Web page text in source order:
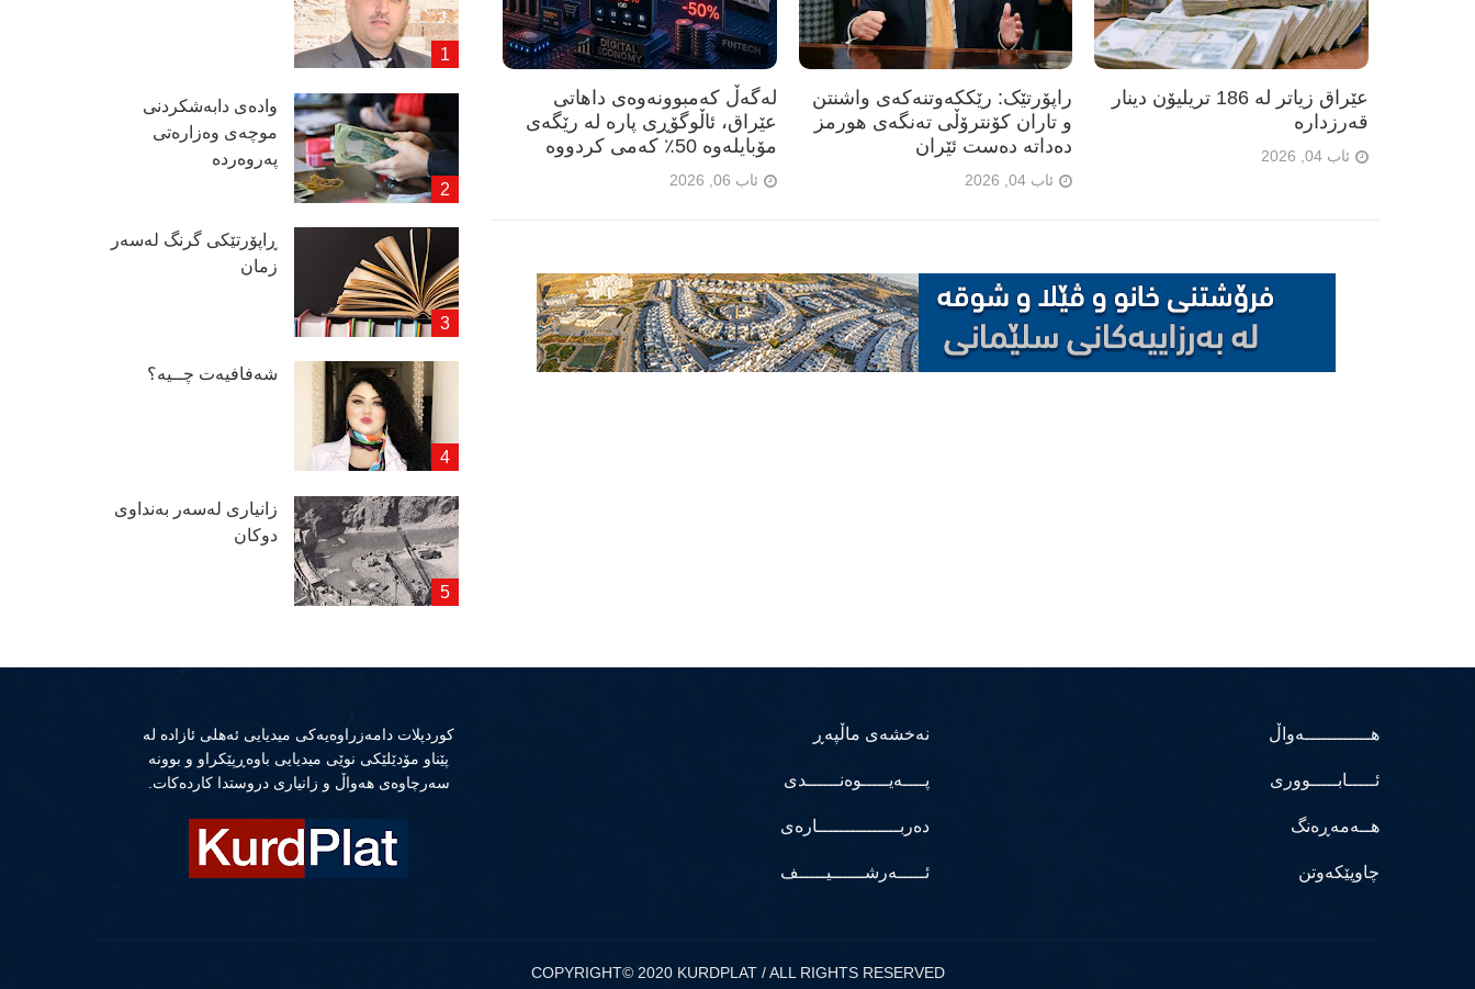
لەگەڵ کەمبوونەوەی داهاتی
عێراق، ئاڵوگۆڕی پارە لە رێگەی
مۆبایلەوە 50٪ کەمی کردووە
ئاب 06, 2026
راپۆرتێک: رێککەوتنەکەی واشنتن
و تاران کۆنترۆڵی تەنگەی هورمز
دەداتە دەست ئێران
ئاب 04, 2026
عێراق زیاتر لە 186 تریلیۆن دینار
قەرزدارە
ئاب 04, 2026
وادەی دابەشكردنی
موچەی وەزارەتی
پەروەردە
ڕاپۆرتێكی گرنگ لەسەر
زمان
شەفافیەت چــیە؟
زانیاری لەسەر بەنداوی
دوكان
هــــــــــــەواڵ
ئـــــابـــــووری
هــەمەڕەنگ
چاوپێکەوتن
نەخشەی ماڵپەڕ
پــــەیـــــوەنــــــدی
دەربـــــــــــــــارەی
ئـــــەرشــــــیـــــف
كوردپلات دامەزراوەیەكی میدیایی ئەهلی ئازادە لە
پێناو مۆدێلێكی نوێی میدیایی باوەڕپێكراو و بوونە
سەرچاوەی هەواڵ و زانیاری دروستدا كاردەكات.
COPYRIGHT© 2020 KURDPLAT / ALL RIGHTS RESERVED